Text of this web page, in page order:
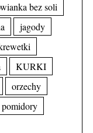
bez soli
jagody
KURKI
orzechy
pomidory